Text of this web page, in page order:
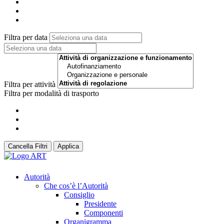
Filtra per data
Filtra per attività
Filtra per modalità di trasporto
Cancella Filtri Applica
Autorità
Che cos’è l’Autorità
Consiglio
Presidente
Componenti
Organigramma